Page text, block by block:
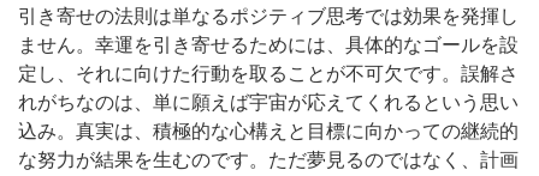
引き寄せの法則は単なるポジティブ思考では効果を発揮し
ません。幸運を引き寄せるためには、具体的なゴールを設
定し、それに向けた行動を取ることが不可欠です。誤解さ
れがちなのは、単に願えば宇宙が応えてくれるという思い
込み。真実は、積極的な心構えと目標に向かっての継続的
な努力が結果を生むのです。ただ夢見るのではなく、計画